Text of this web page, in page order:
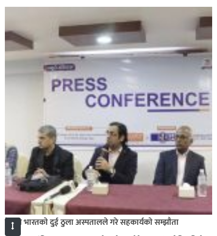
नेपाल भारतकाे दुई ठुला अस्पतालले गरे सहकार्यकाे सम्झाैता